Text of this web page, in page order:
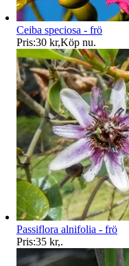
Ceiba speciosa - frö
Pris:30 kr,Köp nu.
Passiflora alnifolia - frö
Pris:35 kr,.